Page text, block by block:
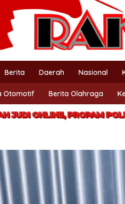
Berita Daerah Nasional
Otomotif Berita Olahraga
JUDI ONLINE, PROPAM